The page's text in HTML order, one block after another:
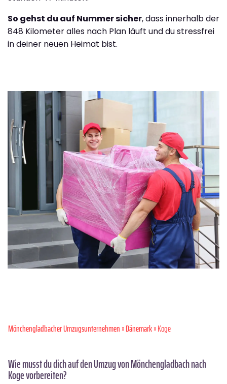
So gehst du auf Nummer sicher, dass innerhalb der
848 Kilometer alles nach Plan läuft und du stressfrei
in deiner neuen Heimat bist.
Mönchen­gladbacher Umzugsunternehmen»Dänemark» Koge
Wie musst du dich auf den Umzug von Mönchengladbach nach
Koge vorbereiten?